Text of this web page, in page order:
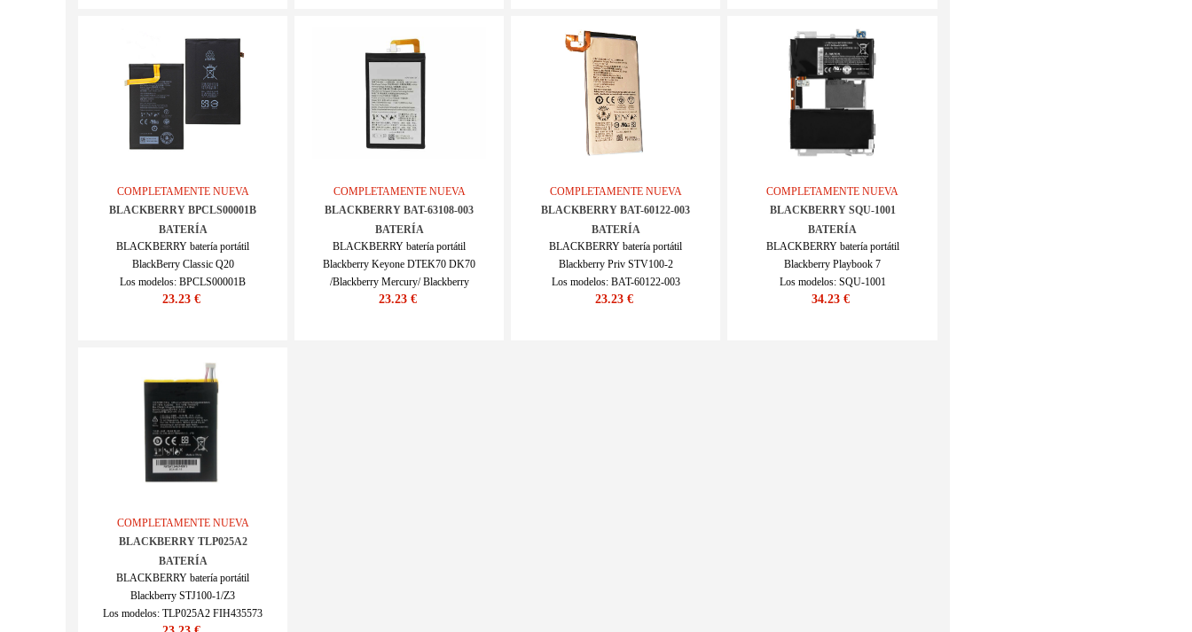
COMPLETAMENTE NUEVA
BLACKBERRY BPCLS00001B
BATERÍA
BLACKBERRY batería portátil
BlackBerry Classic Q20
Los modelos: BPCLS00001B
SKU : ECN10627_Te
23.23 €
COMPLETAMENTE NUEVA
BLACKBERRY BAT-63108-003
BATERÍA
BLACKBERRY batería portátil
Blackberry Keyone DTEK70 DK70
/Blackberry Mercury/ Blackberry
BBB100-1/2/3/6
23.23 €
COMPLETAMENTE NUEVA
BLACKBERRY BAT-60122-003
BATERÍA
BLACKBERRY batería portátil
Blackberry Priv STV100-2
Los modelos: BAT-60122-003
SKU : ECN10290_Te
23.23 €
COMPLETAMENTE NUEVA
BLACKBERRY SQU-1001
BATERÍA
BLACKBERRY batería portátil
Blackberry Playbook 7
Los modelos: SQU-1001
SKU : ECNM1063_Ta
34.23 €
COMPLETAMENTE NUEVA
BLACKBERRY TLP025A2
BATERÍA
BLACKBERRY batería portátil
Blackberry STJ100-1/Z3
Los modelos: TLP025A2 FIH435573